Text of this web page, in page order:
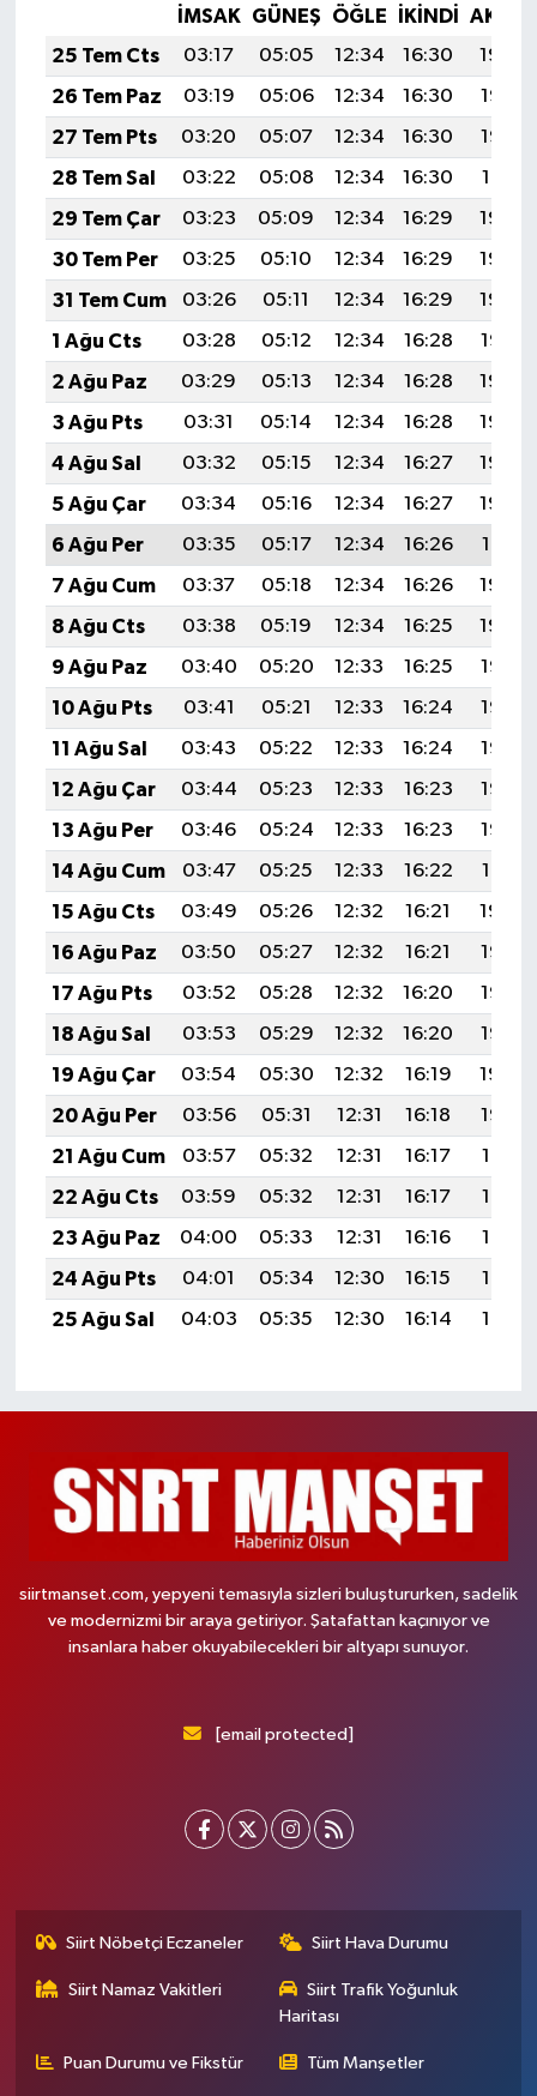
İMSAK GÜNEŞ ÖĞLE İKINDI
25 Tem Cts
03:17 05:05 12:34 16:30
19:54
26 Tem Paz
03:19 05:06 12:34 16:30
19:53
27 Tem Pts
03:20 05:07 12:34 16:30
19:52
28 Tem Sal
03:22 05:08 12:34 16:30
19:51
29 Tem Çar
03:23 05:09 12:34 16:29
19:50
30 Tem Per
03:25 05:10 12:34 16:29
19:49
31 Tem Cum
03:26 05:11 12:34 16:29
19:48
1 Ağu Cts
03:28 05:12 12:34 16:28
19:47
2 Ağu Paz
03:29 05:13 12:34 16:28
19:46
3 Ağu Pts
03:31 05:14 12:34 16:28
19:45
4 Ağu Sal
03:32 05:15 12:34 16:27
19:43
5 Ağu Çar
03:34 05:16 12:34 16:27
19:42
6 Ağu Per
03:35 05:17 12:34 16:26
19:41
7 Ağu Cum
03:37 05:18 12:34 16:26
19:40
8 Ağu Cts
03:38 05:19 12:34 16:25
19:39
9 Ağu Paz
03:40 05:20 12:33 16:25
19:37
10 Ağu Pts
03:41 05:21 12:33 16:24
19:36
11 Ağu Sal
03:43 05:22 12:33 16:24
19:35
12 Ağu Çar
03:44 05:23 12:33 16:23
19:33
13 Ağu Per
03:46 05:24 12:33 16:23
19:32
14 Ağu Cum
03:47 05:25 12:33 16:22
19:31
15 Ağu Cts
03:49 05:26 12:32 16:21
19:29
16 Ağu Paz
03:50 05:27 12:32 16:21
19:28
17 Ağu Pts
03:52 05:28 12:32 16:20
19:27
18 Ağu Sal
03:53 05:29 12:32 16:20
19:25
19 Ağu Çar
03:54 05:30 12:32 16:19
19:24
20 Ağu Per
03:56 05:31 12:31 16:18
19:22
21 Ağu Cum
03:57 05:32 12:31 16:17
19:21
22 Ağu Cts
03:59 05:32 12:31 16:17
19:19
23 Ağu Paz
04:00 05:33 12:31 16:16
19:18
24 Ağu Pts
04:01 05:34 12:30 16:15
19:16
25 Ağu Sal
04:03 05:35 12:30 16:14 19:15
siirtmanset.com, yepyeni temasıyla sizleri buluştururken, sadelik
ve modernizmi bir araya getiriyor. Şatafattan kaçınıyor ve
insanlara haber okuyabilecekleri bir altyapı sunuyor.
[email protected]
Siirt Nöbetçi Eczaneler Siirt Hava Durumu
Siirt Namaz Vakitleri
Siirt Trafik Yoğunluk
Haritası
Puan Durumu ve Fikstür Tüm Manşetler